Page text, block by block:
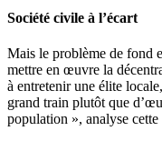
Société civile à l’écart
Mais le problème de fond
mettre en œuvre la
à entretenir une élite
grand train plutôt que
population », analyse cette